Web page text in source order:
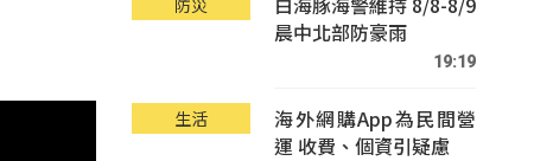
晨中北部防豪雨
19:19
生活
海外網購App為民間營
運 收費、個資引疑慮